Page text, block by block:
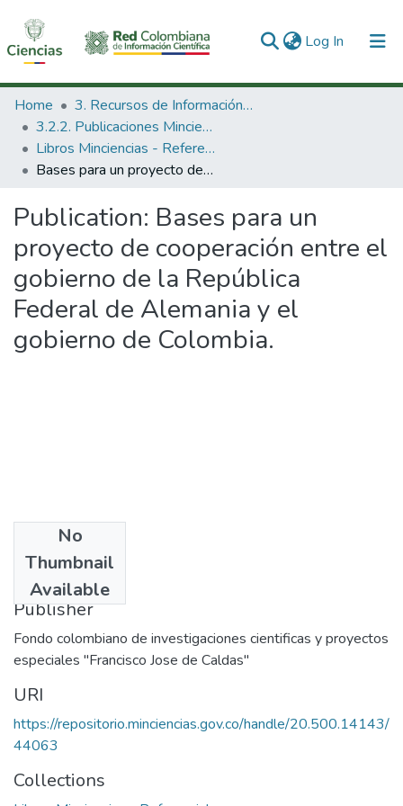
Log In (current)
Communities & Collections
All of DSpace
Statistics
Home
3. Recursos de Información Científica y Tecnológica
3.2.2. Publicaciones Minciencias
Libros Minciencias - Referenciales
Bases para un proyecto de cooperación entre el gobierno de la República Federal de Alemania y el gobierno de Colombia.
Publication: Bases para un
proyecto de cooperación entre el
gobierno de la República
Federal de Alemania y el
gobierno de Colombia.
No
Thumbnail
Available
1976
Publisher
Fondo colombiano de investigaciones cientificas y proyectos
especiales "Francisco Jose de Caldas"
URI
https://repositorio.minciencias.gov.co/handle/20.500.14143/
44063
Collections